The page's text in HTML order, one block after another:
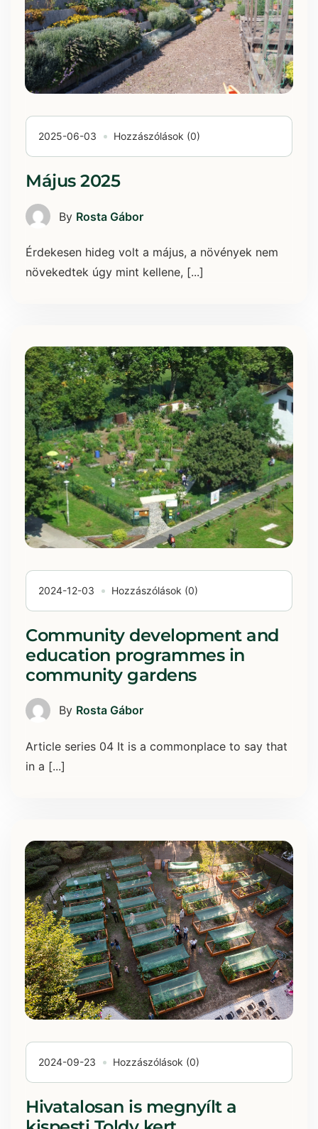
2025-06-03 Hozzászólások (0)
Május 2025
By Rosta Gábor
Érdekesen hideg volt a május, a növények nem
növekedtek úgy mint kellene, [...]
2024-12-03 Hozzászólások (0)
Community development and
education programmes in
community gardens
By Rosta Gábor
Article series 04 It is a commonplace to say that
in a [...]
2024-09-23 Hozzászólások (0)
Hivatalosan is megnyílt a